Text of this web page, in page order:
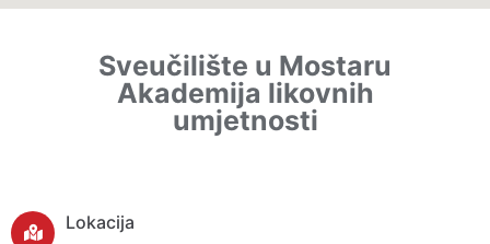
Sveučilište u Mostaru
Akademija likovnih
umjetnosti
Lokacija